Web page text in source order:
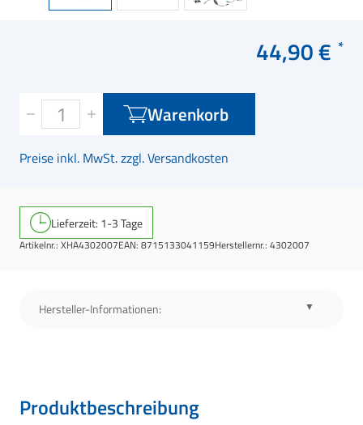
44,90 €
Warenkorb
Preise inkl. MwSt. zzgl. Versandkosten
Lieferzeit: 1-3 Tage
Artikelnr.: XHA4302007EAN: 8715133041159Herstellernr.: 4302007
Hersteller-Informationen:
Produktbeschreibung